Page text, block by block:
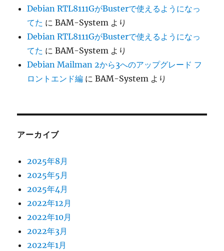
Debian RTL8111GがBusterで使えるようになっ
てた にBAM-System より
Debian RTL8111GがBusterで使えるようになっ
てた にBAM-System より
Debian Mailman 2から3へのアップグレード フ
ロントエンド編 にBAM-System より
アーカイブ
2025年8月
2025年5月
2025年4月
2022年12月
2022年10月
2022年3月
2022年1月